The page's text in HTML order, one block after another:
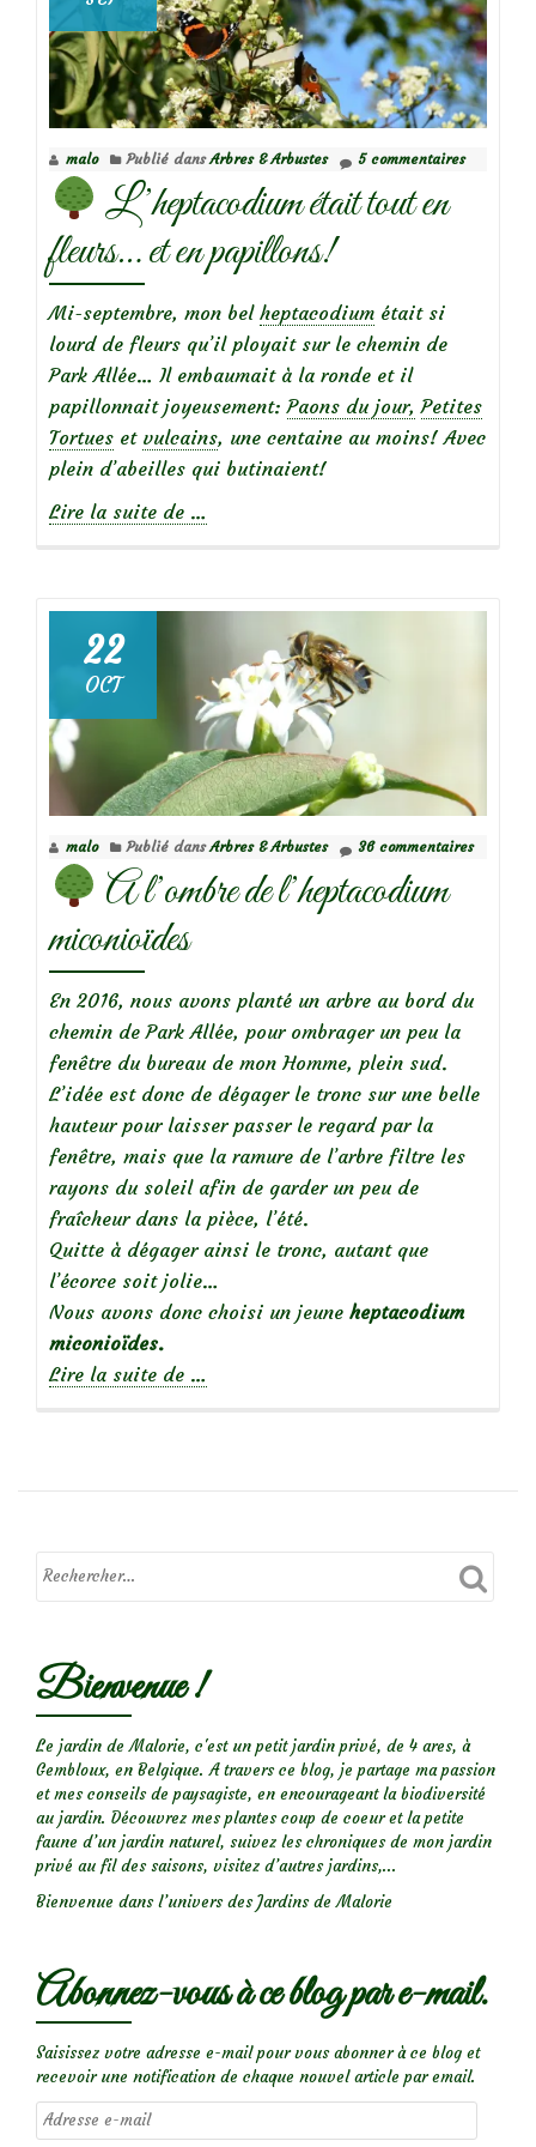
malo Publié dansArbres & Arbustes 5 commentaires
L’heptacodium était tout en
fleurs… et en papillons!
Mi-septembre, mon bel heptacodium était si
lourd de fleurs qu’il ployait sur le chemin de
Park Allée… Il embaumait à la ronde et il
papillonnait joyeusement:Paons du jour, Petites
Tortues et vulcains, une centaine au moins! Avec
plein d’abeilles qui butinaient!
Lire la suite de
L’heptacodium
tout
en
fleurs…
et
en
papillons!
…
22
OCT
malo Publié dansArbres & Arbustes 36 commentaires
A l’ombre de l’heptacodium
miconioïdes
En 2016, nous avons planté un arbre au bord du
chemin de Park Allée, pour ombrager un peu la
fenêtre du bureau de mon Homme, plein sud.
L’idée est donc de dégager le tronc sur une belle
hauteur pour laisser passer le regard par la
fenêtre, mais que la ramure de l’arbre filtre les
rayons du soleil afin de garder un peu de
fraîcheur dans la pièce, l’été.
Quitte à dégager ainsi le tronc, autant que
l’écorce soit jolie…
Nous avons donc choisi un jeune heptacodium
miconioïdes.
Lire la suite de
A
de
…
Bienvenue !
Le jardin de Malorie, c'est un petit jardin privé, de 4 ares, à
Gembloux, en Belgique. A travers ce blog, je partage ma passion
et mes conseils de paysagiste, en encourageant la biodiversité
au jardin. Découvrez mes plantes coup de coeur et la petite
faune d’un jardin naturel, suivez les chroniques de mon jardin
privé au fil des saisons, visitez d’autres jardins,...
Bienvenue dans l’univers des Jardins de Malorie
Abonnez-vous à ce blog par e-mail.
Saisissez votre adresse e-mail pour vous abonner à ce blog et
recevoir une notification de chaque nouvel article par email.
Adresse
e-